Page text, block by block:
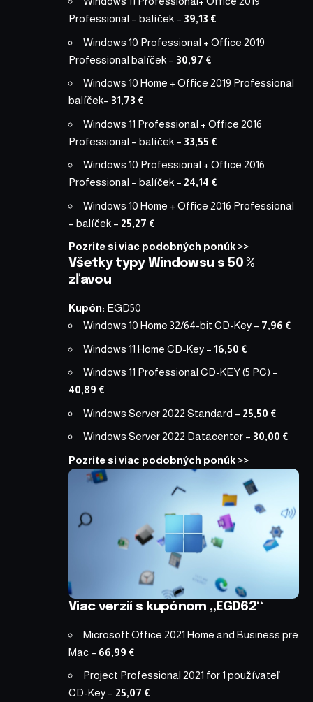
Professional – balíček – 39,13 €
Windows 10 Professional + Office 2019
Professional balíček – 30,97 €
Windows 10 Home + Office 2019 Professional
balíček– 31,73 €
Windows 11 Professional + Office 2016
Professional – balíček – 33,55 €
Windows 10 Professional + Office 2016
Professional – balíček – 24,14 €
Windows 10 Home + Office 2016 Professional
– balíček – 25,27 €
Pozrite si viac podobných ponúk >>
Všetky typy Windowsu s 50 %
zľavou
Kupón: EGD50
Windows 10 Home 32/64-bit CD-Key – 7,96 €
Windows 11 Home CD-Key – 16,50 €
Windows 11 Professional CD-KEY (5 PC) –
40,89 €
Windows Server 2022 Standard – 25,50 €
Windows Server 2022 Datacenter – 30,00 €
Pozrite si viac podobných ponúk >>
Viac verzií s kupónom „EGD62“
Microsoft Office 2021 Home and Business pre
Mac – 66,99 €
Project Professional 2021 for 1 používateľ
CD-Key – 25,07 €